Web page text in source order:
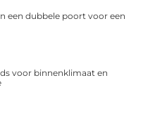
een dubbele poort voor een
voor binnenklimaat en